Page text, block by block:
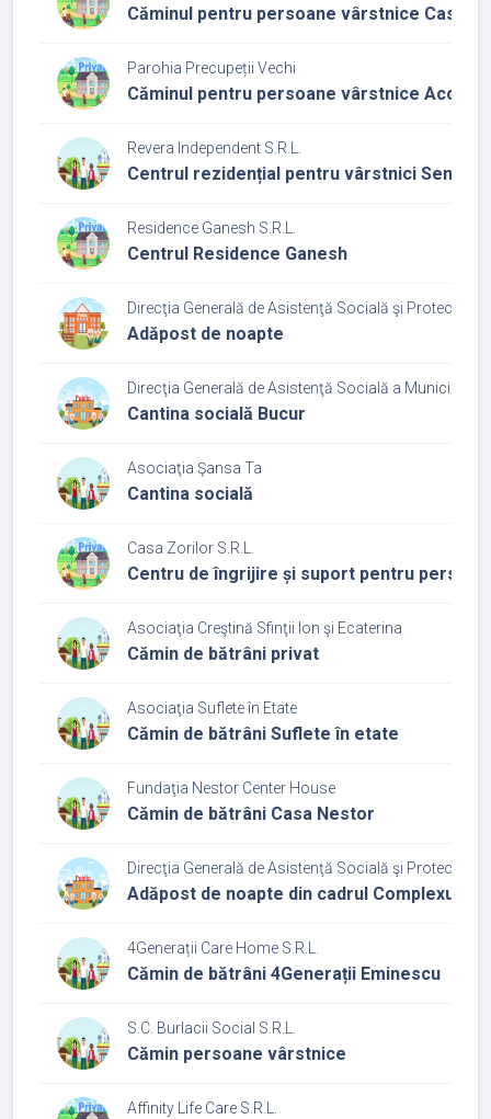
Căminul pentru persoane vârstnice Casa
Parohia Precupeții Vechi
Căminul pentru persoane vârstnice
Revera Independent S.R.L.
Centrul rezidențial pentru vârstnici Senior
Residence Ganesh S.R.L.
Centrul Residence Ganesh
Direcţia Generală de Asistenţă Socială şi Protecţia
Adăpost de noapte
Direcţia Generală de Asistenţă Socială a Municipiului
Cantina socială Bucur
Asociaţia Şansa Ta
Cantina socială
Casa Zorilor S.R.L.
Centru de îngrijire și suport pentru
Asociaţia Creştină Sfinţii Ion şi Ecaterina
Cămin de bătrâni privat
Asociaţia Suflete în Etate
Cămin de bătrâni Suflete în etate
Fundaţia Nestor Center House
Cămin de bătrâni Casa Nestor
Direcţia Generală de Asistenţă Socială şi Protecţia
Adăpost de noapte din cadrul
4Generații Care Home S.R.L.
Cămin de bătrâni 4Generații Eminescu
S.C. Burlacii Social S.R.L.
Cămin persoane vârstnice
Affinity Life Care S.R.L.